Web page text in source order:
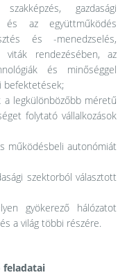
gazdasági
és az együttműködés
és -menedzselés,
viták rendezésében, az
és minőséggel
befektetések;
legkülönbözőbb méretű
folytató vállalkozások
működésbeli autonómiát
szektorból választott
gyökerező hálózatot
a világ többi részére.
feladatai